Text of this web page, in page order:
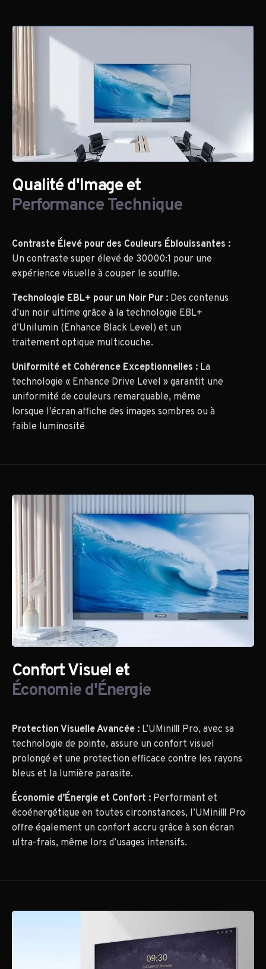
Qualité d'Image et
Performance Technique
Contraste Élevé pour des Couleurs Éblouissantes :
Un contraste super élevé de 30000:1 pour une
expérience visuelle à couper le souffle.
Technologie EBL+ pour un Noir Pur : Des contenus
d’un noir ultime grâce à la technologie EBL+
d’Unilumin (Enhance Black Level) et un
traitement optique multicouche.
Uniformité et Cohérence Exceptionnelles : La
technologie « Enhance Drive Level » garantit une
uniformité de couleurs remarquable, même
lorsque l’écran affiche des images sombres ou à
faible luminosité
Confort Visuel et
Économie d'Énergie
Protection Visuelle Avancée : L’UMiniⅢ Pro, avec sa
technologie de pointe, assure un confort visuel
prolongé et une protection efficace contre les rayons
bleus et la lumière parasite.
Économie d’Énergie et Confort : Performant et
écoénergétique en toutes circonstances, l’UMiniⅢ Pro
offre également un confort accru grâce à son écran
ultra-frais, même lors d’usages intensifs.